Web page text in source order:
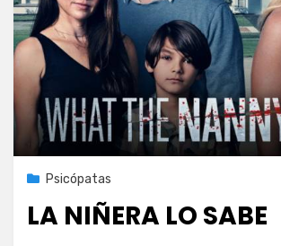
Publicada
21 de enero de 2023
Psicópatas
LA NIÑERA LO SABE